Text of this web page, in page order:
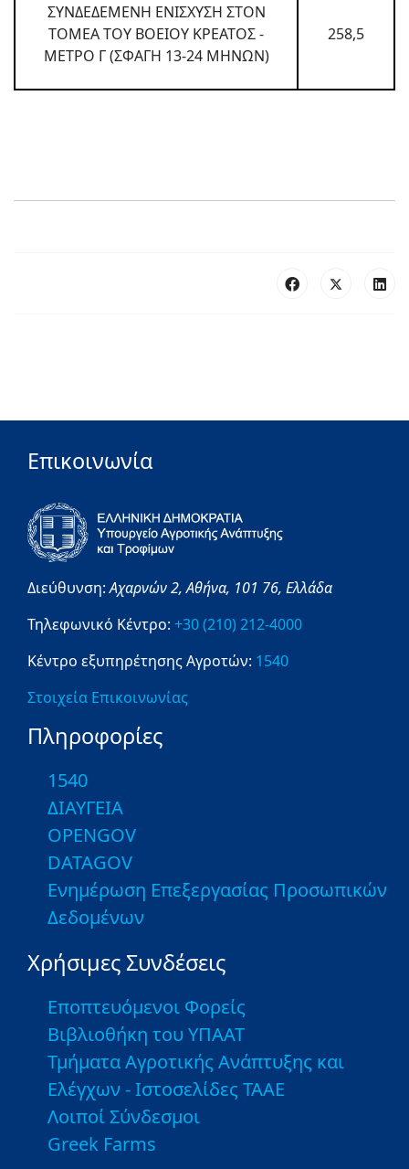
ΣΥΝΔΕΔΕΜΕΝΗ ΕΝΙΣΧΥΣΗ ΣΤΟΝ
ΤΟΜΕΑ ΤΟΥ ΒΟΕΙΟΥ ΚΡΕΑΤΟΣ -
ΜΕΤΡΟ Γ (ΣΦΑΓΗ 13-24 ΜΗΝΩΝ)
258,5
Επικοινωνία
Διεύθυνση:Αχαρνών 2,Αθήνα, 101 76, Ελλάδα
Τηλεφωνικό Κέντρο: +30 (210) 212-4000
Κέντρο εξυπηρέτησης Αγροτών: 1540
Στοιχεία Επικοινωνίας
Πληροφορίες
1540
ΔΙΑΥΓΕΙΑ
OPENGOV
DATAGOV
Ενημέρωση Επεξεργασίας Προσωπικών
Δεδομένων
Χρήσιμες Συνδέσεις
Εποπτευόμενοι Φορείς
Βιβλιοθήκη του ΥΠΑΑΤ
Τμήματα Αγροτικής Ανάπτυξης και
Ελέγχων - Ιστοσελίδες ΤΑΑΕ
Λοιποί Σύνδεσμοι
Greek Farms